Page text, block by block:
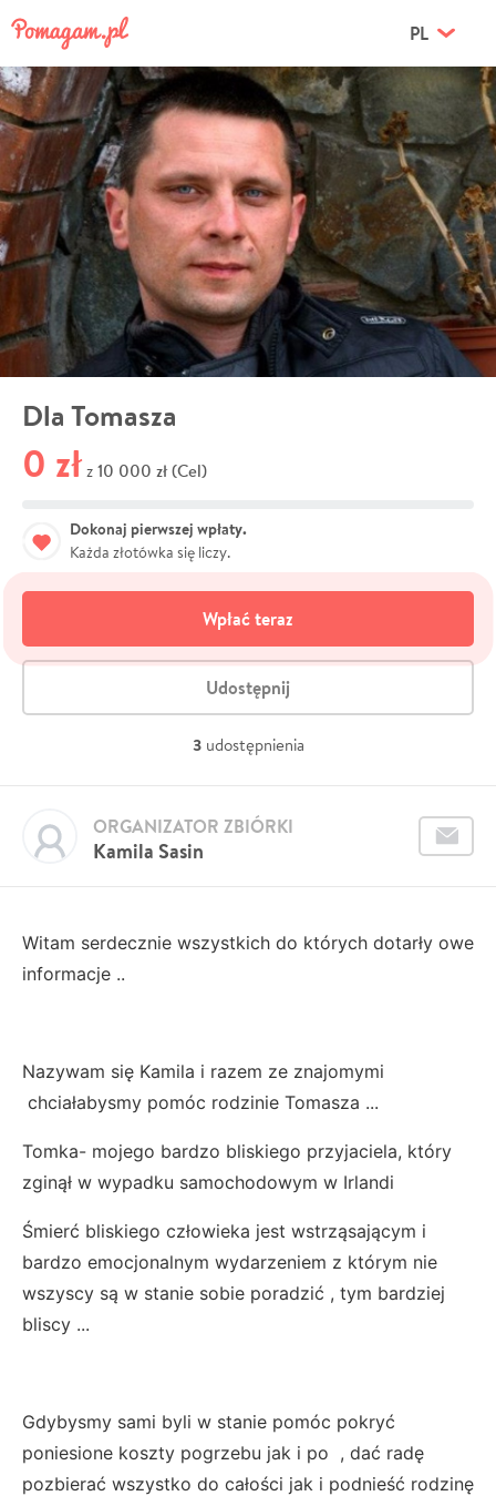
PL
Dla Tomasza
0 zł z 10 000 zł (Cel)
Dokonaj pierwszej wpłaty.
Każda złotówka się liczy.
Wpłać teraz
Udostępnij
3 udostępnienia
Kamila Sasin
ORGANIZATOR ZBIÓRKI
Witam serdecznie wszystkich do których dotarły owe
informacje ..
Nazywam się Kamila i razem ze znajomymi
chciałabysmy pomóc rodzinie Tomasza ...
Tomka- mojego bardzo bliskiego przyjaciela, który
zginął w wypadku samochodowym w Irlandi
Śmierć bliskiego człowieka jest wstrząsającym i
bardzo emocjonalnym wydarzeniem z którym nie
wszyscy są w stanie sobie poradzić , tym bardziej
bliscy ...
Gdybysmy sami byli w stanie pomóc pokryć
poniesione koszty pogrzebu jak i po , dać radę
pozbierać wszystko do całości jak i podnieść rodzinę